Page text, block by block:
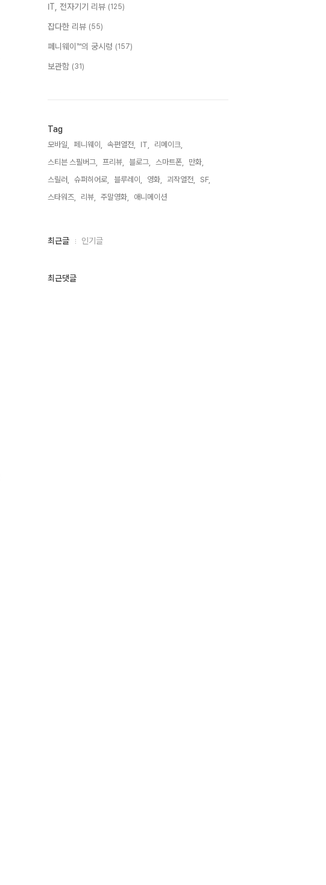
IT, 전자기기 리뷰 (125)
잡다한 리뷰 (55)
페니웨이™의 궁시렁 (157)
보관함 (31)
Tag
모바일, 페니웨이, 속편열전, IT,
리메이크,
스티븐 스필버그,
프리뷰, 블로그, 스마트폰,
만화,
스릴러,
슈퍼히어로, 블루레이, 영화, 괴작열전,
SF,
스타워즈,
리뷰, 주말영화, 애니메이션,
최
인
최근글 인기글
최근댓글